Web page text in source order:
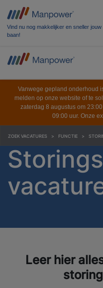
Vind nu nog makkelijker en sneller jouw
baan!
Vanwege gepland onderhoud
melden op onze website of te
zaterdag 8 augustus om
09:00 uur. Onze
ZOEK VACATURES FUNCTIE
Leer hier